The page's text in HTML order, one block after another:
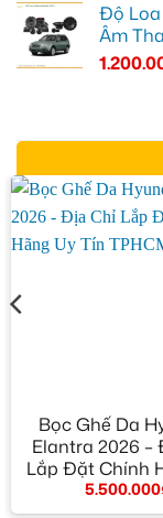
Độ Loa
Âm
Bọc Ghế Da
Elantra 2026 –
Lắp Đặt Chính
Tín
5.500.000